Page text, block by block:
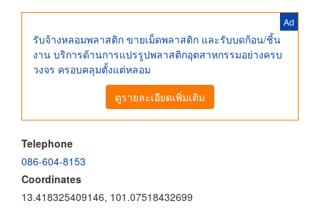
Ad
รับจ้างหลอมพลาสติก ขายเม็ดพลาสติก และรับบดก้อน/ชิ้น
งาน บริการด้านการแปรรูปพลาสติกอุตสาหกรรมอย่างครบ
วงจร ครอบคลุมตั้งแต่หลอม
ดูรายละเอียดเพิ่มเติม
Telephone
086-604-8153
Coordinates
13.418325409146, 101.07518432699